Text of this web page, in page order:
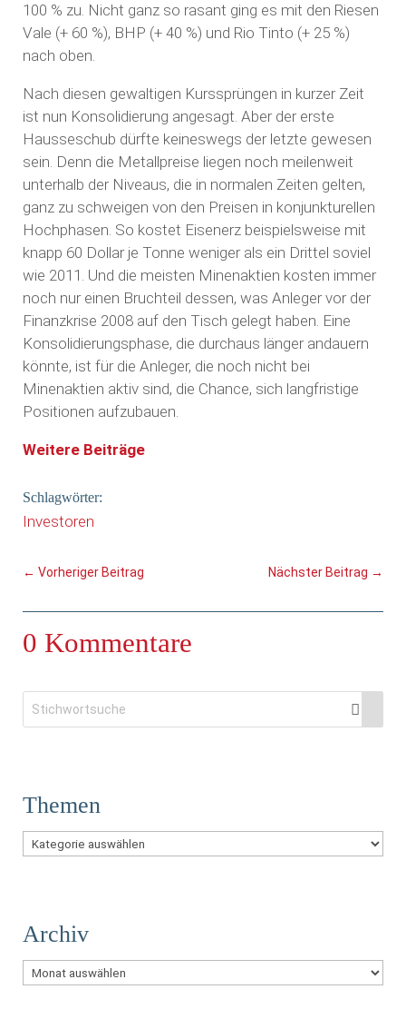
100 % zu. Nicht ganz so rasant ging es mit den Riesen
Vale (+ 60 %), BHP (+ 40 %) und Rio Tinto (+ 25 %)
nach oben.
Nach diesen gewaltigen Kurssprüngen in kurzer Zeit
ist nun Konsolidierung angesagt. Aber der erste
Hausseschub dürfte keineswegs der letzte gewesen
sein. Denn die Metallpreise liegen noch meilenweit
unterhalb der Niveaus, die in normalen Zeiten gelten,
ganz zu schweigen von den Preisen in konjunkturellen
Hochphasen. So kostet Eisenerz beispielsweise mit
knapp 60 Dollar je Tonne weniger als ein Drittel soviel
wie 2011. Und die meisten Minenaktien kosten immer
noch nur einen Bruchteil dessen, was Anleger vor der
Finanzkrise 2008 auf den Tisch gelegt haben. Eine
Konsolidierungsphase, die durchaus länger andauern
könnte, ist für die Anleger, die noch nicht bei
Minenaktien aktiv sind, die Chance, sich langfristige
Positionen aufzubauen.
Weitere Beiträge
Schlagwörter:
Investoren
← Vorheriger Beitrag Nächster Beitrag →
0 Kommentare
Themen
Themen
Archiv
Archiv